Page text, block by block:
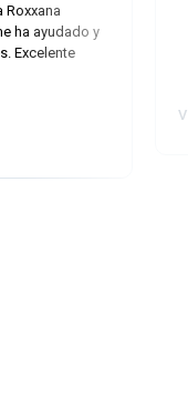
Roxxana
ha ayudado y
Excelente